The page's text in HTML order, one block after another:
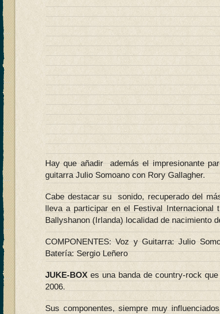
Hay que añadir además el impresionante
guitarra Julio Somoano con Rory Gallagher.
Cabe destacar su sonido, recuperado del
lleva a participar en el Festival Internacional
Ballyshanon (Irlanda) localidad de nacimiento
COMPONENTES: Voz y Guitarra: Julio
Batería: Sergio Leñero
JUKE-BOX es una banda de country-rock
2006.
Sus componentes, siempre muy